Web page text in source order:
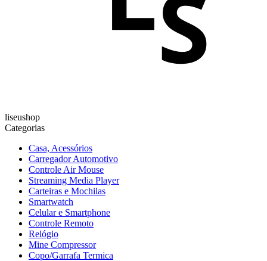
liseushop
Categorias
Casa, Acessórios
Carregador Automotivo
Controle Air Mouse
Streaming Media Player
Carteiras e Mochilas
Smartwatch
Celular e Smartphone
Controle Remoto
Relógio
Mine Compressor
Copo/Garrafa Termica